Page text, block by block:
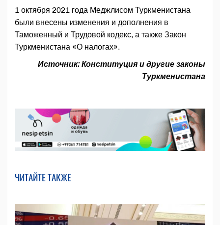
1 октября 2021 года Меджлисом Туркменистана
были внесены изменения и дополнения в
Таможенный и Трудовой кодекс, а также Закон
Туркменистана «О налогах».
Источник: Конституция и другие законы
Туркменистана
ЧИТАЙТЕ ТАКЖЕ